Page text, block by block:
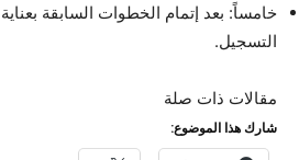
خامساً: بعد إتمام الخطوات السابقة
التسجيل.
مقالات ذات صلة
شارك هذا الموضوع: